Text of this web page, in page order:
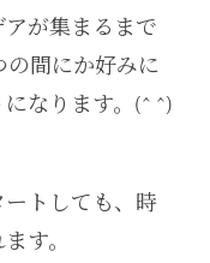
が集まるまで
間にか好みに
なります。(^ ^)
トしても、時
す。